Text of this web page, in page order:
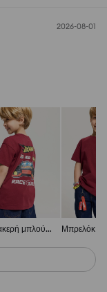
2026-08-01
Βαμβακερή μπλούζα με στάμπα στην πλάτη Hot Wheels